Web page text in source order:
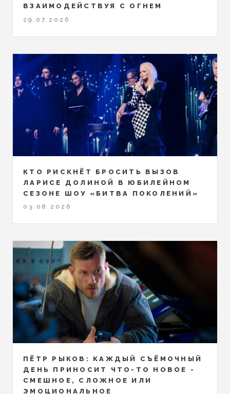
ВЗАИМОДЕЙСТВУЯ С ОГНЕМ
29.07.2026
КТО РИСКНЁТ БРОСИТЬ ВЫЗОВ
ЛАРИСЕ ДОЛИНОЙ В ЮБИЛЕЙНОМ
СЕЗОНЕ ШОУ «БИТВА ПОКОЛЕНИЙ»
03.08.2026
ПЁТР РЫКОВ: КАЖДЫЙ СЪЁМОЧНЫЙ
ДЕНЬ ПРИНОСИТ ЧТО-ТО НОВОЕ -
СМЕШНОЕ, СЛОЖНОЕ ИЛИ
ЭМОЦИОНАЛЬНОЕ